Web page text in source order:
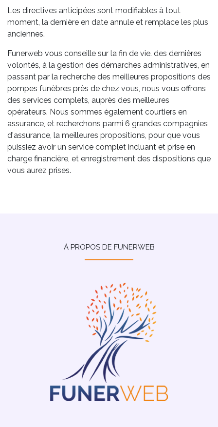
Les directives anticipées sont modifiables à tout
moment, la dernière en date annule et remplace les plus
anciennes.
Funerweb vous conseille sur la fin de vie. des dernières
volontés, à la gestion des démarches administratives, en
passant par la recherche des meilleures propositions des
pompes funèbres près de chez vous, nous vous offrons
des services complets, auprès des meilleures
opérateurs. Nous sommes également courtiers en
assurance, et recherchons parmi 6 grandes compagnies
d'assurance, la meilleures propositions, pour que vous
puissiez avoir un service complet incluant et prise en
charge financière, et enregistrement des dispositions que
vous aurez prises.
À PROPOS DE FUNERWEB